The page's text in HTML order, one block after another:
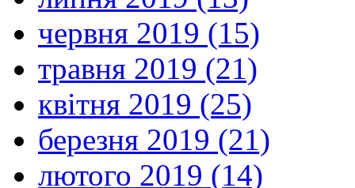
червня 2019 (15)
травня 2019 (21)
квітня 2019 (25)
березня 2019 (21)
лютого 2019 (14)